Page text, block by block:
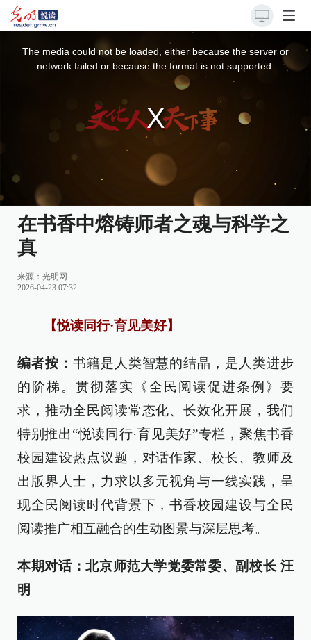
The media could not be loaded, either because the server or
network failed or because the format is not supported.
在书香中熔铸师者之魂与科学之
真
来源：光明网
2026-04-23 07:32
【悦读同行·育见美好】
编者按： 书籍是人类智慧的结晶，是人类进步
的阶梯。贯彻落实《全民阅读促进条例》要
求，推动全民阅读常态化、长效化开展，我们
特别推出“悦读同行·育见美好”专栏，聚焦书香
校园建设热点议题，对话作家、校长、教师及
出版界人士，力求以多元视角与一线实践，呈
现全民阅读时代背景下，书香校园建设与全民
阅读推广相互融合的生动图景与深层思考。
本期对话：北京师范大学党委常委、副校长 汪
明